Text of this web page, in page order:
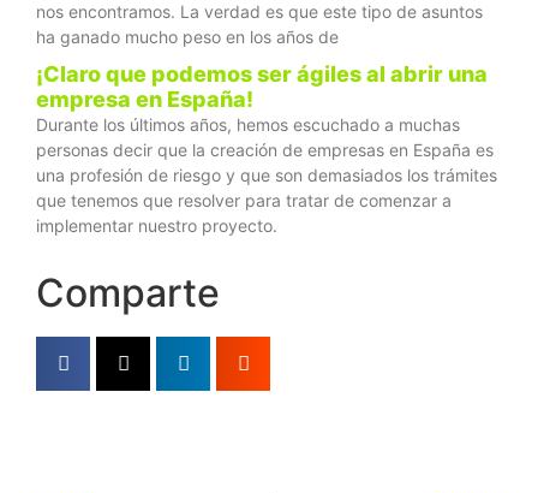
nos encontramos. La verdad es que este tipo de asuntos
ha ganado mucho peso en los años de
¡Claro que podemos ser ágiles al abrir una
empresa en España!
Durante los últimos años, hemos escuchado a muchas
personas decir que la creación de empresas en España es
una profesión de riesgo y que son demasiados los trámites
que tenemos que resolver para tratar de comenzar a
implementar nuestro proyecto.
Comparte